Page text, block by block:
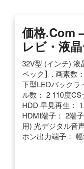
価格.com
レビ・液
32V型 (インチ) 液
ペック】. 画素数
下型LEDバックラ
ル数： 2 110度
HDD 早見再生：
HDMI端子： 2端
用) 光デジタル音
ホン出力端子：